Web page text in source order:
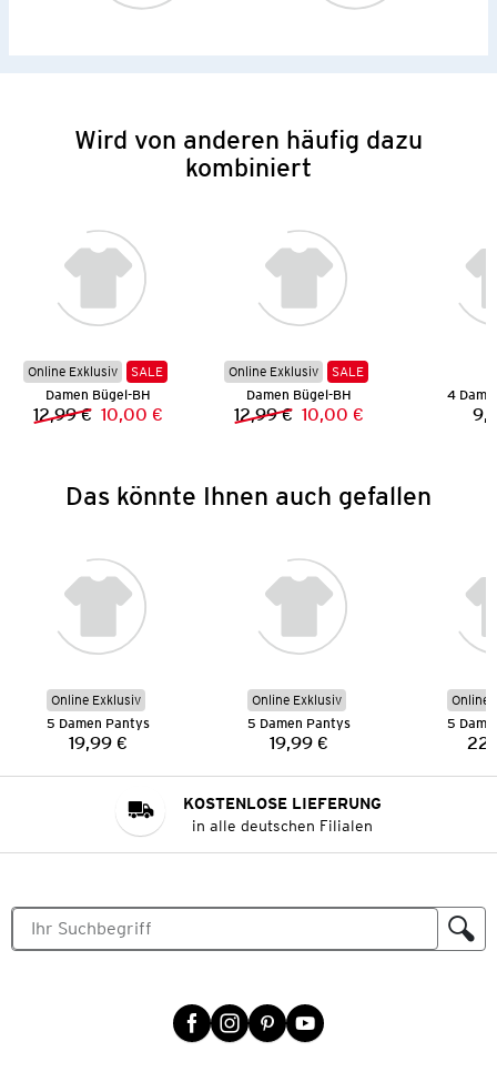
Wird von anderen häufig dazu
kombiniert
Online Exklusiv
SALE
Damen Bügel-BH
Vorheriger Preis:
12,99 € Neuer Preis:
10,00 €
Online Exklusiv
SALE
Damen Bügel-BH
Vorheriger Preis:
12,99 € Neuer Preis:
10,00 €
4
Das könnte Ihnen auch gefallen
Online Exklusiv
5 Damen Pantys
Preis:
19,99 €
Online Exklusiv
5 Damen Pantys
Preis:
19,99 €
Online
5
KOSTENLOSE LIEFERUNG
in alle deutschen Filialen